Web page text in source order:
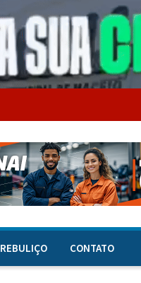
REBULIÇO CONTATO